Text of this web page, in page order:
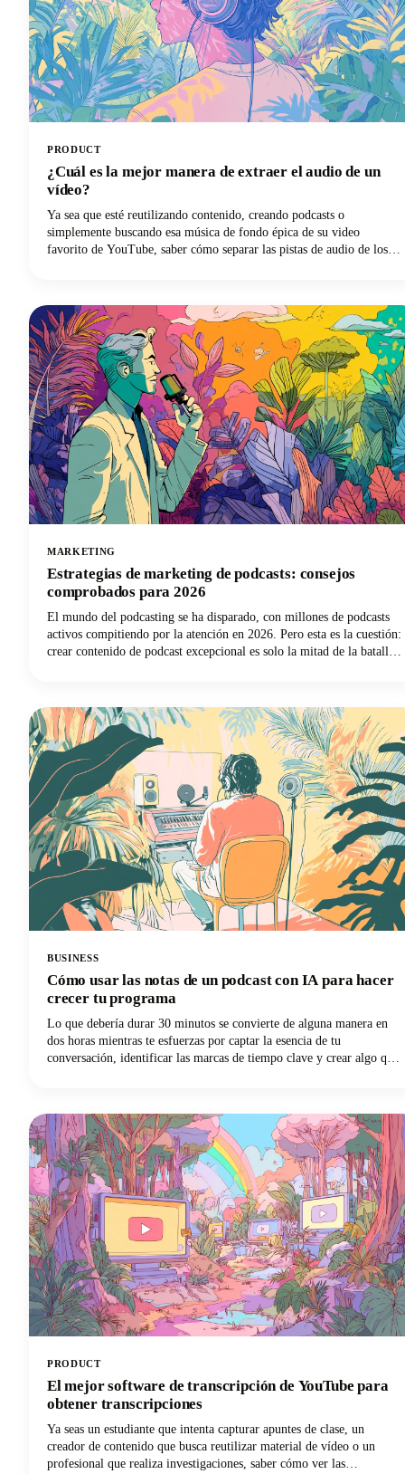
PRODUCT
¿Cuál es la mejor manera de extraer el audio de un
vídeo?
Ya sea que esté reutilizando contenido, creando podcasts o
simplemente buscando esa música de fondo épica de su video
favorito de YouTube, saber cómo separar las pistas de audio de los
independiente.
MARKETING
Estrategias de marketing de podcasts: consejos
comprobados para 2026
El mundo del podcasting se ha disparado, con millones de podcasts
activos compitiendo por la atención en 2026. Pero esta es la cuestión:
crear contenido de podcast excepcional es solo la mitad de la batalla.
para los podcasters de todo el mundo.
BUSINESS
Cómo usar las notas de un podcast con IA para hacer
crecer tu programa
Lo que debería durar 30 minutos se convierte de alguna manera en
dos horas mientras te esfuerzas por captar la esencia de tu
conversación, identificar las marcas de tiempo clave y crear algo que
en el texto para entender de qué tratan tus episodios.
PRODUCT
El mejor software de transcripción de YouTube para
obtener transcripciones
Ya seas un estudiante que intenta capturar apuntes de clase, un
creador de contenido que busca reutilizar material de vídeo o un
profesional que realiza investigaciones, saber cómo ver las